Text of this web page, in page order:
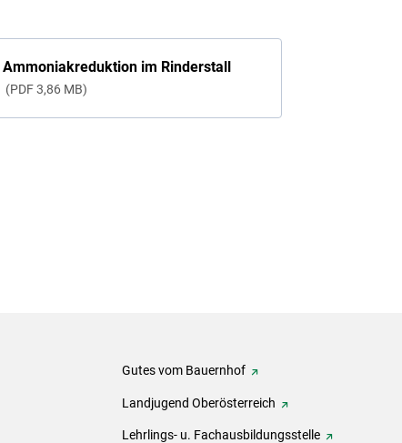
Ammoniakreduktion im Rinderstall
PDF 3,86 MB
Gutes vom Bauernhof
Landjugend Oberösterreich
Lehrlings- u. Fachausbildungsstelle